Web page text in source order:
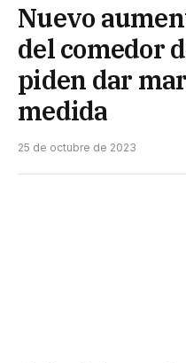
Nuevo
del comedor
piden dar
medida
25 de octubre de 2023